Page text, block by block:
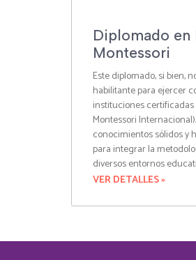
Diplomado en
Montessori
Este diplomado, si bien,
habilitante para ejercer
instituciones
Montessori
conocimientos sólidos y
para integrar la
diversos entornos
VER DETALLES »